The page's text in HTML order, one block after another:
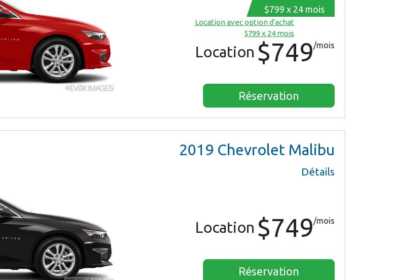
$799 x 24 mois
Location avec option d'achat
$799 x 24 mois
Location $749/mois
Réservation
2019 Chevrolet Malibu
Détails
Location $749/mois
Réservation